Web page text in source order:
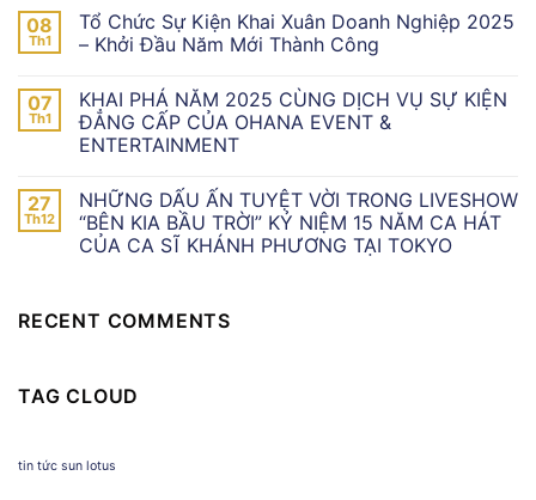
08
Th1
Tổ Chức Sự Kiện Khai Xuân Doanh Nghiệp 2025
– Khởi Đầu Năm Mới Thành Công
07
Th1
KHAI PHÁ NĂM 2025 CÙNG DỊCH VỤ SỰ KIỆN
ĐẲNG CẤP CỦA OHANA EVENT &
ENTERTAINMENT
27
Th12
NHỮNG DẤU ẤN TUYỆT VỜI TRONG LIVESHOW
“BÊN KIA BẦU TRỜI” KỶ NIỆM 15 NĂM CA HÁT
CỦA CA SĨ KHÁNH PHƯƠNG TẠI TOKYO
RECENT COMMENTS
TAG CLOUD
tin tức sun lotus